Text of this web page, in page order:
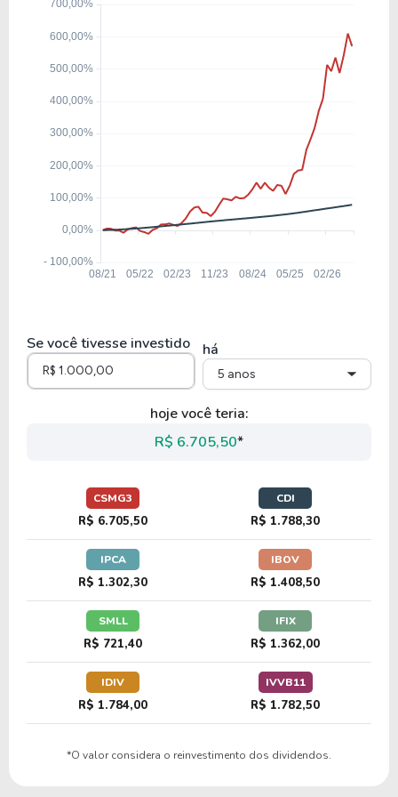
EQTL3
CPLE3
1,77
Se você tivesse investido há
5 anos
hoje você teria:
R$ 6.705,50*
CSMG3
R$ 6.705,50
CDI
R$ 1.788,30
IPCA
R$ 1.302,30
IBOV
R$ 1.408,50
SMLL
R$ 721,40
IFIX
R$ 1.362,00
IDIV
R$ 1.784,00
IVVB11
R$ 1.782,50
*O valor considera o reinvestimento dos dividendos.